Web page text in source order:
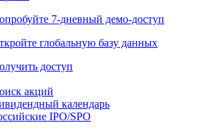
Pages
7-дневный
глобальную базу данных
доступ